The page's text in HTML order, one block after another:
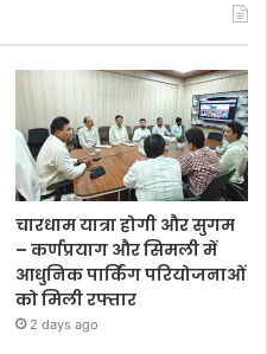
चारधाम यात्रा होगी और सुगम
– कर्णप्रयाग और सिमली में
आधुनिक पार्किंग परियोजनाओं
को मिली रफ्तार
2 days ago